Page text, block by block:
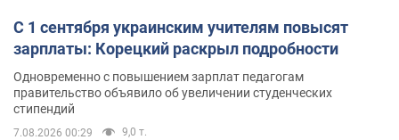
С 1 сентября украинским учителям повысят
зарплаты: Корецкий раскрыл подробности
Одновременно с повышением зарплат педагогам
правительство объявило об увеличении студенческих
стипендий
7.08.2026 00:29 9,0 т.